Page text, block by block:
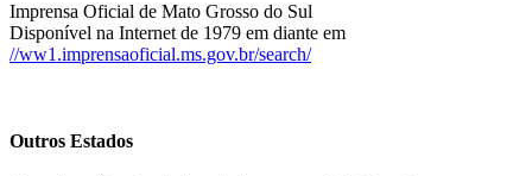
Imprensa Oficial de Mato Grosso do Sul
Disponível na Internet de 1979 em diante em
//ww1.imprensaoficial.ms.gov.br/search/
Outros Estados